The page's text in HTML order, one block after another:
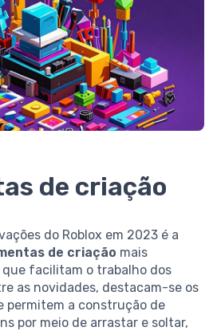
de criação
do Roblox em 2023 é a
de criação mais
facilitam o trabalho dos
as novidades, destacam-se os
permitem a construção de
por meio de arrastar e soltar,